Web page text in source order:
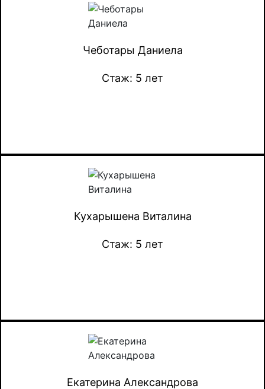
Чеботары Даниела
Стаж: 5 лет
Кухарышена Виталина
Стаж: 5 лет
Екатерина Александрова